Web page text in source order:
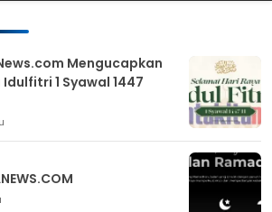
Mengucapkan
1 Syawal 1447